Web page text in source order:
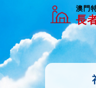
澳門
長